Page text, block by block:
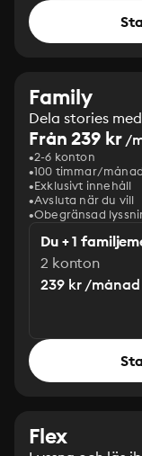
Family
Dela stories
Från 239 kr/
2-6 konton
100 timmar/
Exklusivt innehåll
Avsluta när du vill
Obegränsad
Du + 1
2 konton
239 kr /månad
Flex